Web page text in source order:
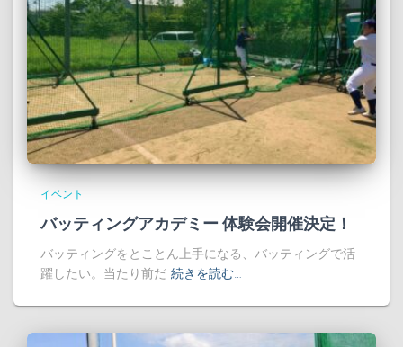
イベント
バッティングアカデミー 体験会開催決定！
バッティングをとことん上手になる、バッティングで活
躍したい。当たり前だ 続きを読む…